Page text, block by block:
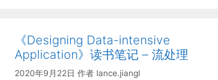
《Designing Data-intensive
Application》读书笔记 – 流处理
2020年9月22日 作者 lance.jiangl